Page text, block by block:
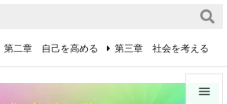

第二章 自己を高める 第三章 社会を考える
第五章 逆境を乗り越えるための心得